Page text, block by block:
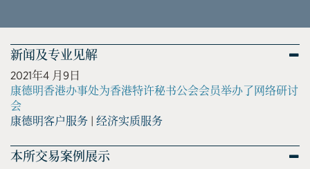
新闻及专业见解
2021年4 月9日
康德明香港办事处为香港特许秘书公会会员举办了网络研讨
会
康德明客户服务 | 经济实质服务
本所交易案例展示